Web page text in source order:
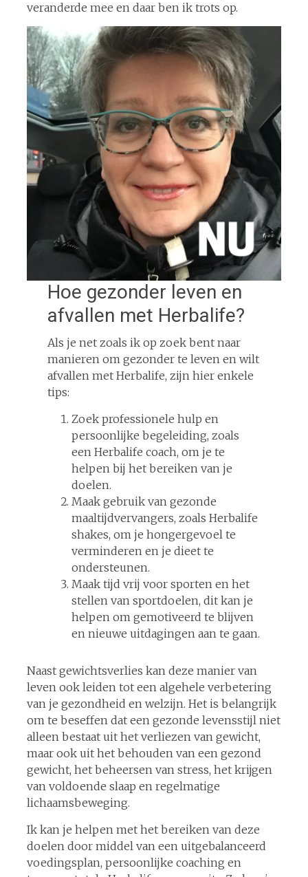
veranderde mee en daar ben ik trots op.
Hoe gezonder leven en
afvallen met Herbalife?
Als je net zoals ik op zoek bent naar
manieren om gezonder te leven en wilt
afvallen met Herbalife, zijn hier enkele
tips:
Zoek professionele hulp en
persoonlijke begeleiding, zoals
een Herbalife coach, om je te
helpen bij het bereiken van je
doelen.
Maak gebruik van gezonde
maaltijdvervangers, zoals Herbalife
shakes, om je hongergevoel te
verminderen en je dieet te
ondersteunen.
Maak tijd vrij voor sporten en het
stellen van sportdoelen, dit kan je
helpen om gemotiveerd te blijven
en nieuwe uitdagingen aan te gaan.
Naast gewichtsverlies kan deze manier van
leven ook leiden tot een algehele verbetering
van je gezondheid en welzijn. Het is belangrijk
om te beseffen dat een gezonde levensstijl niet
alleen bestaat uit het verliezen van gewicht,
maar ook uit het behouden van een gezond
gewicht, het beheersen van stress, het krijgen
van voldoende slaap en regelmatige
lichaamsbeweging.
Ik kan je helpen met het bereiken van deze
doelen door middel van een uitgebalanceerd
voedingsplan, persoonlijke coaching en